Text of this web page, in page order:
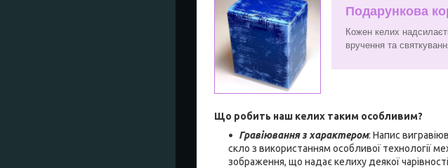
Подарункова
Кожен келих
вручення та
Що робить наш келих таким особливим?
Гравіювання з характером: Напис
скло з використанням особливої технології
зображення, що надає келиху деякої